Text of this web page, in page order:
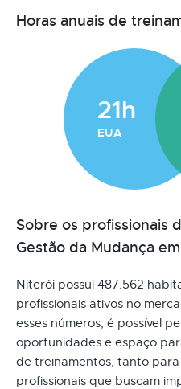
Horas anuais de
21h
EUA
Sobre os profissionais
Gestão da Mudança
Niterói possui 487.562
profissionais ativos no
esses números, é possível
oportunidades e espaço
de treinamentos, tanto
profissionais que buscam